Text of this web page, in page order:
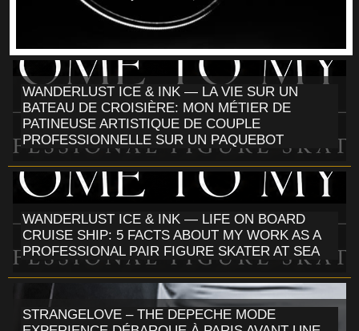
WANDERLUST ICE & INK — LA VIE SUR UN
BATEAU DE CROISIÈRE: MON MÉTIER DE
PATINEUSE ARTISTIQUE DE COUPLE
PROFESSIONNELLE SUR UN PAQUEBOT
WANDERLUST ICE & INK — LIFE ON BOARD
CRUISE SHIP: 5 FACTS ABOUT MY WORK AS A
PROFESSIONAL PAIR FIGURE SKATER AT SEA
STRANGELOVE – THE DEPECHE MODE